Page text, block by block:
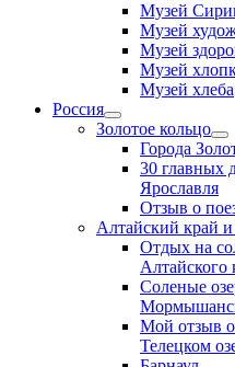
Музей
Музей
Музей
Музей
Музей хлеба
Россия
Золотое кольцо
Города
30 главных
Ярославля
Отзыв о
Алтайский край
Отдых на
Алтайского
Соленые
Мой отзыв
Телецком